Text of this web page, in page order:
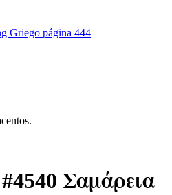
Griego página 444
Σαμάρεια